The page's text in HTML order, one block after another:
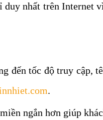
nhất trên Internet
đến tốc độ truy cập,
.
ngắn hơn giúp